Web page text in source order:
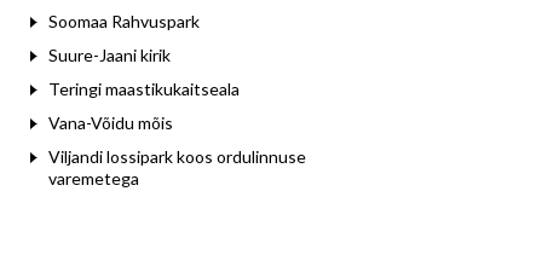
Soomaa Rahvuspark
Suure-Jaani kirik
Teringi maastikukaitseala
Vana-Võidu mõis
Viljandi lossipark koos ordulinnuse
varemetega